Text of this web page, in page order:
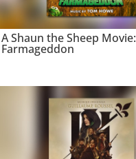
A Shaun the Sheep Movie:
Farmageddon